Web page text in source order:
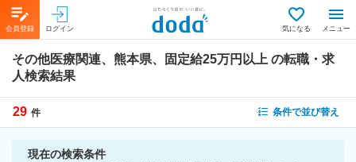
会員登録 ログイン 気になる メニュー
その他医療関連、熊本県、固定給25万円以上 の転職・求
人検索結果
29 件 条件で並び替え
現在の検索条件